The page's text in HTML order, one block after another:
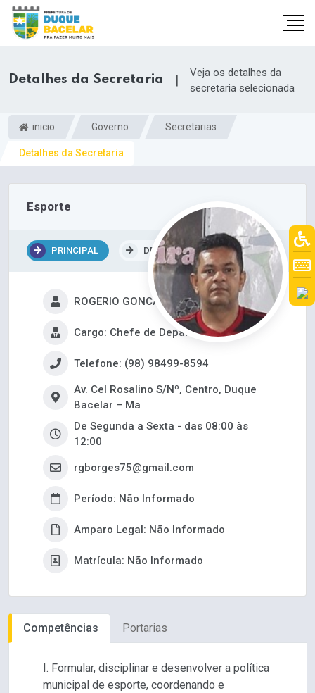
Detalhes da Secretaria |
Veja os detalhes da
secretaria selecionada
inicio Governo Secretarias
Detalhes da Secretaria
Esporte
PRINCIPAL DEPARTAMENTOS
ROGERIO GONCALVES BORGES
Cargo: Chefe de Departamento
Telefone: (98) 98499-8594
Av. Cel Rosalino S/Nº, Centro, Duque
Bacelar – Ma
De Segunda a Sexta - das 08:00 às
12:00
rgborges75@gmail.com
Período: Não Informado
Amparo Legal: Não Informado
Matrícula: Não Informado
Competências Portarias
I. Formular, disciplinar e desenvolver a política
municipal de esporte, coordenando e